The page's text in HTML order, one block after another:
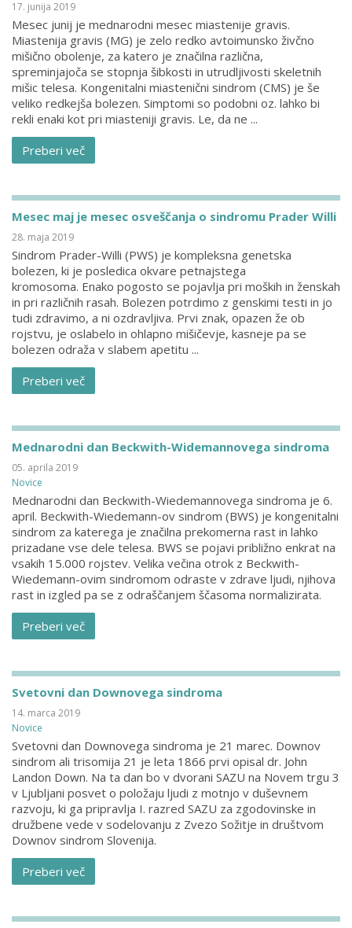
17. junija 2019
Mesec junij je mednarodni mesec miastenije gravis.
Miastenija gravis (MG) je zelo redko avtoimunsko živčno
mišično obolenje, za katero je značilna različna,
spreminjajoča se stopnja šibkosti in utrudljivosti skeletnih
mišic telesa. Kongenitalni miastenični sindrom (CMS) je še
veliko redkejša bolezen. Simptomi so podobni oz. lahko bi
rekli enaki kot pri miasteniji gravis. Le, da ne ...
Preberi več
Mesec maj je mesec osveščanja o sindromu Prader Willi
28. maja 2019
Sindrom Prader-Willi (PWS) je kompleksna genetska
bolezen, ki je posledica okvare petnajstega
kromosoma. Enako pogosto se pojavlja pri moških in ženskah
in pri različnih rasah. Bolezen potrdimo z genskimi testi in jo
tudi zdravimo, a ni ozdravljiva. Prvi znak, opazen že ob
rojstvu, je oslabelo in ohlapno mišičevje, kasneje pa se
bolezen odraža v slabem apetitu ...
Preberi več
Mednarodni dan Beckwith-Widemannovega sindroma
05. aprila 2019
Novice
Mednarodni dan Beckwith-Wiedemannovega sindroma je 6.
april. Beckwith-Wiedemann-ov sindrom (BWS) je kongenitalni
sindrom za katerega je značilna prekomerna rast in lahko
prizadane vse dele telesa. BWS se pojavi približno enkrat na
vsakih 15.000 rojstev. Velika večina otrok z Beckwith-
Wiedemann-ovim sindromom odraste v zdrave ljudi, njihova
rast in izgled pa se z odraščanjem ščasoma normalizirata.
Preberi več
Svetovni dan Downovega sindroma
14. marca 2019
Novice
Svetovni dan Downovega sindroma je 21 marec. Downov
sindrom ali trisomija 21 je leta 1866 prvi opisal dr. John
Landon Down. Na ta dan bo v dvorani SAZU na Novem trgu 3
v Ljubljani posvet o položaju ljudi z motnjo v duševnem
razvoju, ki ga pripravlja I. razred SAZU za zgodovinske in
družbene vede v sodelovanju z Zvezo Sožitje in društvom
Downov sindrom Slovenija.
Preberi več